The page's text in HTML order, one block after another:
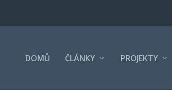
DOMŮ ČLÁNKY PROJEKTY